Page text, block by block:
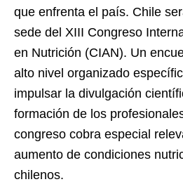
que enfrenta el país. Chile
sede del XIII Congreso
en Nutrición (CIAN). Un
alto nivel organizado
impulsar la divulgación
formación de los
congreso cobra especial
aumento de condiciones
chilenos.